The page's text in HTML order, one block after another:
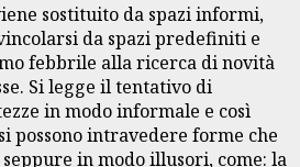
sostituito da spazi informi,
da spazi predefiniti e
febbrile alla ricerca di novità
Si legge il tentativo di
in modo informale e così
possono intravedere forme che
in modo illusori, come: la